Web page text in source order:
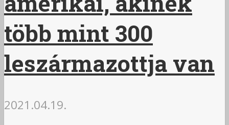
több mint 300
leszármazottja van
2021.04.19.